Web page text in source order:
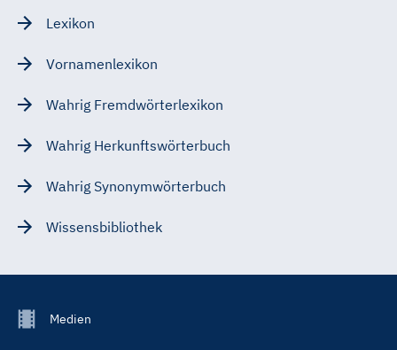
Lexikon
Vornamenlexikon
Wahrig Fremdwörterlexikon
Wahrig Herkunftswörterbuch
Wahrig Synonymwörterbuch
Wissensbibliothek
FooterMedien